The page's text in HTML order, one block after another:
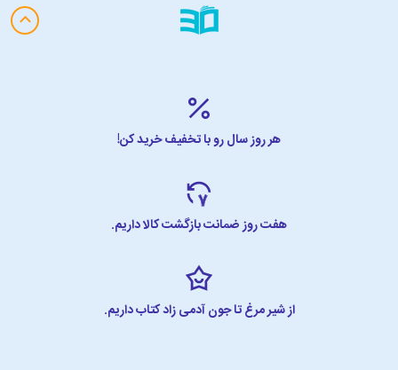
هر روز سال رو با تخفیف خرید کن!
هفت روز ضمانت بازگشت کالا داریم.
از شیر مرغ تا جون آدمی زاد کتاب داریم.